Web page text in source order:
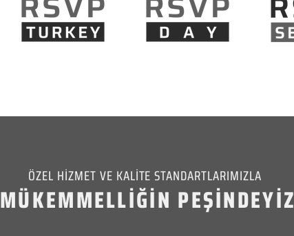
ÖZEL HİZMET VE KALİTE STANDARTLARIMIZLA
MÜKEMMELLİĞİN PEŞİNDEYİZ